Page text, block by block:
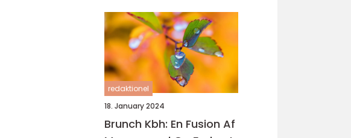
gastronomisk
mangfoldighed
redaktionel
18. January 2024
Brunch Kbh: En Fusion Af